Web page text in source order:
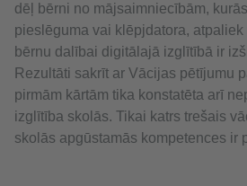
dēļ bērni no mājsaimniecībām,
pieslēguma vai klēpjdatora,
bērnu dalībai digitālajā izglītībā ir
Rezultāti sakrīt ar Vācijas pētījumu
pirmām kārtām tika konstatēta arī
izglītība skolās. Tikai katrs trešais
skolās apgūstamās kompetences ir